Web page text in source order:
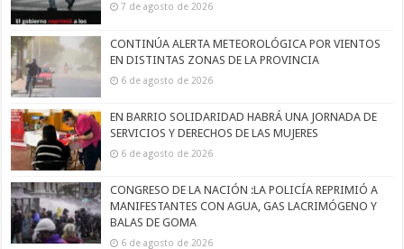
7 de agosto de 2026
CONTINÚA ALERTA METEOROLÓGICA POR VIENTOS
EN DISTINTAS ZONAS DE LA PROVINCIA
6 de agosto de 2026
EN BARRIO SOLIDARIDAD HABRÁ UNA JORNADA DE
SERVICIOS Y DERECHOS DE LAS MUJERES
6 de agosto de 2026
CONGRESO DE LA NACIÓN :LA POLICÍA REPRIMIÓ A
MANIFESTANTES CON AGUA, GAS LACRIMÓGENO Y
BALAS DE GOMA
6 de agosto de 2026